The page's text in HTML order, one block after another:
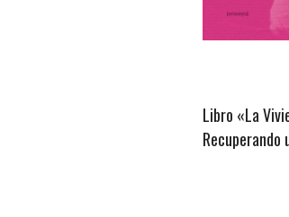
Libro «La
Recuperando